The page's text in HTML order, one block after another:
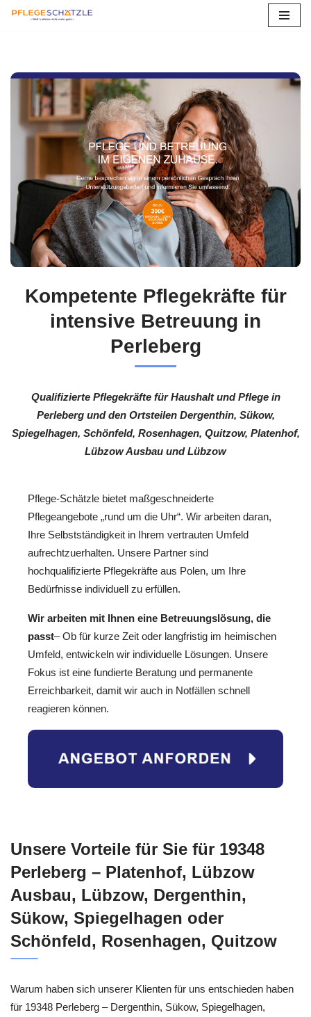
springen
Kompetente Pflegekräfte für
intensive Betreuung in
Perleberg
Qualifizierte Pflegekräfte für Haushalt und Pflege in
Perleberg und den Ortsteilen Dergenthin, Sükow,
Spiegelhagen, Schönfeld, Rosenhagen, Quitzow, Platenhof,
Lübzow Ausbau und Lübzow
Pflege-Schätzle bietet maßgeschneiderte
Pflegeangebote „rund um die Uhr“. Wir arbeiten daran,
Ihre Selbstständigkeit in Ihrem vertrauten Umfeld
aufrechtzuerhalten. Unsere Partner sind
hochqualifizierte Pflegekräfte aus Polen, um Ihre
Bedürfnisse individuell zu erfüllen.
Wir arbeiten mit Ihnen eine Betreuungslösung, die
passt– Ob für kurze Zeit oder langfristig im heimischen
Umfeld, entwickeln wir individuelle Lösungen. Unsere
Fokus ist eine fundierte Beratung und permanente
Erreichbarkeit, damit wir auch in Notfällen schnell
reagieren können.
Unsere Vorteile für Sie für 19348
Perleberg – Platenhof, Lübzow
Ausbau, Lübzow, Dergenthin,
Sükow, Spiegelhagen oder
Schönfeld, Rosenhagen, Quitzow
Warum haben sich unserer Klienten für uns entschieden haben
für 19348 Perleberg – Dergenthin, Sükow, Spiegelhagen,